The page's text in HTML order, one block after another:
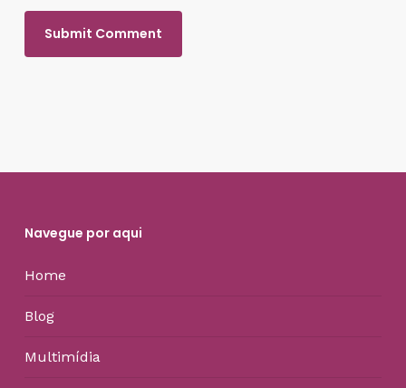
Navegue por aqui
Home
Blog
Multimídia